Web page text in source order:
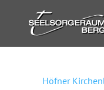
Höfner